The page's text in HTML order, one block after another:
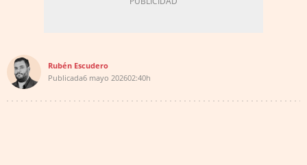
Rubén Escudero
Publicada6 mayo 202602:40h